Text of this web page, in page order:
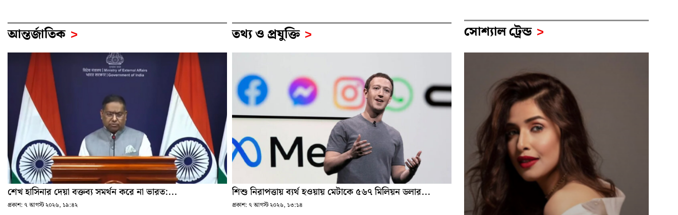
আন্তর্জাতিক >
শেখ হাসিনার দেয়া বক্তব্য সমর্থন করে না ভারত:...
প্রকাশ: ৭ আগস্ট ২০২৬, ১৯:৪২
তথ‍্য ও প্রযুক্তি >
শিশু নিরাপত্তায় ব্যর্থ হওয়ায় মেটাকে ৫৬৭ মিলিয়ন ডলার...
প্রকাশ: ৭ আগস্ট ২০২৬, ১৩:১৪
সোশ‍্যাল ট্রেন্ড >